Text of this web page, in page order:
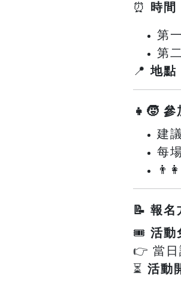
⏰
時間
第
第
📍地點
👧🧒 參
建議
每
📝 報名
🎟 活動
👉 當日
⏳ 活動